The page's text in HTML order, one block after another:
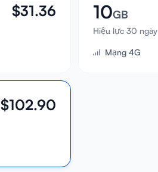
$31.36 10GB
Hiệu lực 30 ngày
Mạng 4G
$102.90